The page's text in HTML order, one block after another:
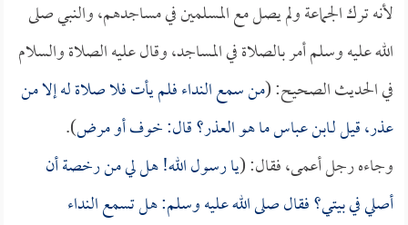
لأنه ترك الجماعة ولم يصل مع المسلمين في مساجدهم، والنبي صلى
الله عليه وسلم أمر بالصلاة في المساجد، وقال عليه الصلاة والسلام
في الحديث الصحيح: (من سمع النداء فلم يأت فلا صلاة له إلا من
عذر، قيل لـابن عباسما هو العذر؟ قال: خوف أو مرض).
وجاءه رجل أعمى، فقال: (يا رسول الله! هل لي من رخصة أن
أصلي في بيتي؟ فقال صلى الله عليه وسلم: هل تسمع النداء